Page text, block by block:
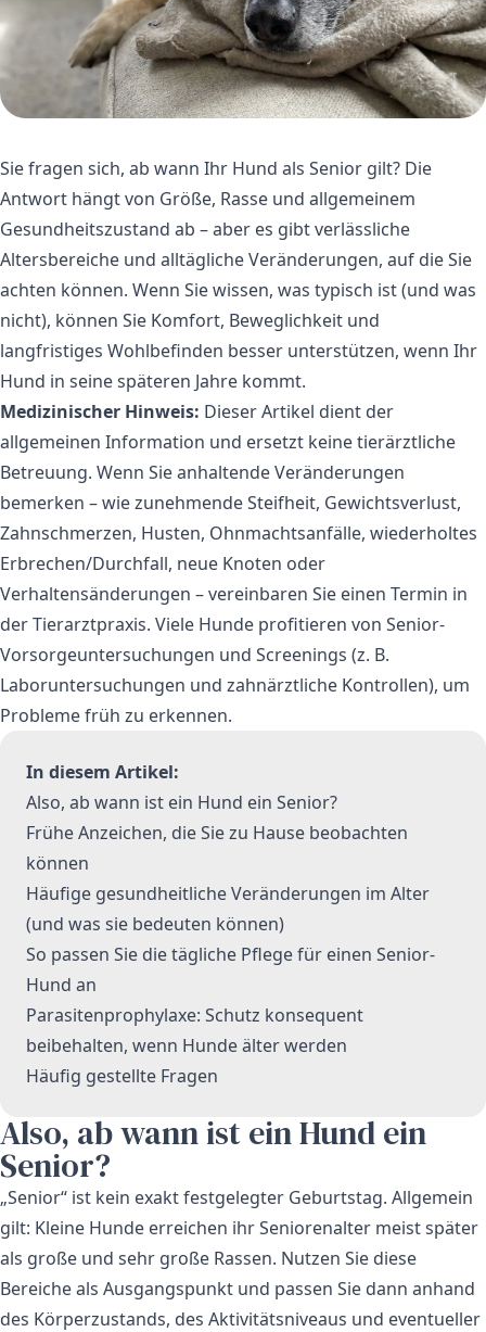
Sie fragen sich, ab wann Ihr Hund als Senior gilt? Die
Antwort hängt von Größe, Rasse und allgemeinem
Gesundheitszustand ab – aber es gibt verlässliche
Altersbereiche und alltägliche Veränderungen, auf die Sie
achten können. Wenn Sie wissen, was typisch ist (und was
nicht), können Sie Komfort, Beweglichkeit und
langfristiges Wohlbefinden besser unterstützen, wenn Ihr
Hund in seine späteren Jahre kommt.
Medizinischer Hinweis: Dieser Artikel dient der
allgemeinen Information und ersetzt keine tierärztliche
Betreuung. Wenn Sie anhaltende Veränderungen
bemerken – wie zunehmende Steifheit, Gewichtsverlust,
Zahnschmerzen, Husten, Ohnmachtsanfälle, wiederholtes
Erbrechen/Durchfall, neue Knoten oder
Verhaltensänderungen – vereinbaren Sie einen Termin in
der Tierarztpraxis. Viele Hunde profitieren von Senior-
Vorsorgeuntersuchungen und Screenings (z. B.
Laboruntersuchungen und zahnärztliche Kontrollen), um
Probleme früh zu erkennen.
In diesem Artikel:
Also, ab wann ist ein Hund ein Senior?
Frühe Anzeichen, die Sie zu Hause beobachten
können
Häufige gesundheitliche Veränderungen im Alter
(und was sie bedeuten können)
So passen Sie die tägliche Pflege für einen Senior-
Hund an
Parasitenprophylaxe: Schutz konsequent
beibehalten, wenn Hunde älter werden
Häufig gestellte Fragen
Also, ab wann ist ein Hund ein
Senior?
„Senior“ ist kein exakt festgelegter Geburtstag. Allgemein
gilt: Kleine Hunde erreichen ihr Seniorenalter meist später
als große und sehr große Rassen. Nutzen Sie diese
Bereiche als Ausgangspunkt und passen Sie dann anhand
des Körperzustands, des Aktivitätsniveaus und eventueller